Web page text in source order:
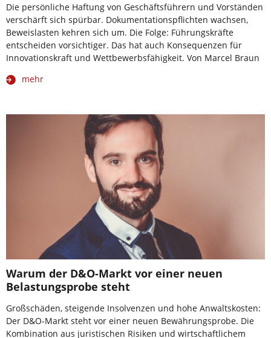
Die persönliche Haftung von Geschäftsführern und Vorständen
verschärft sich spürbar. Dokumentationspflichten wachsen,
Beweislasten kehren sich um. Die Folge: Führungskräfte
entscheiden vorsichtiger. Das hat auch Konsequenzen für
Innovationskraft und Wettbewerbsfähigkeit. Von Marcel Braun
mehr
Warum der D&O-Markt vor einer neuen
Belastungsprobe steht
Großschäden, steigende Insolvenzen und hohe Anwaltskosten:
Der D&O-Markt steht vor einer neuen Bewährungsprobe. Die
Kombination aus juristischen Risiken und wirtschaftlichem